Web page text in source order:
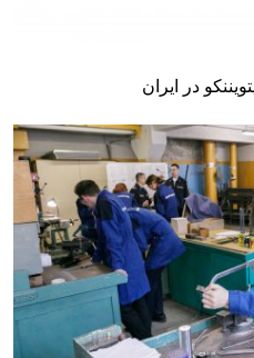
در ایران